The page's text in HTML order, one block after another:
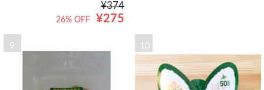
¥374
¥275
26% OFF
9 10